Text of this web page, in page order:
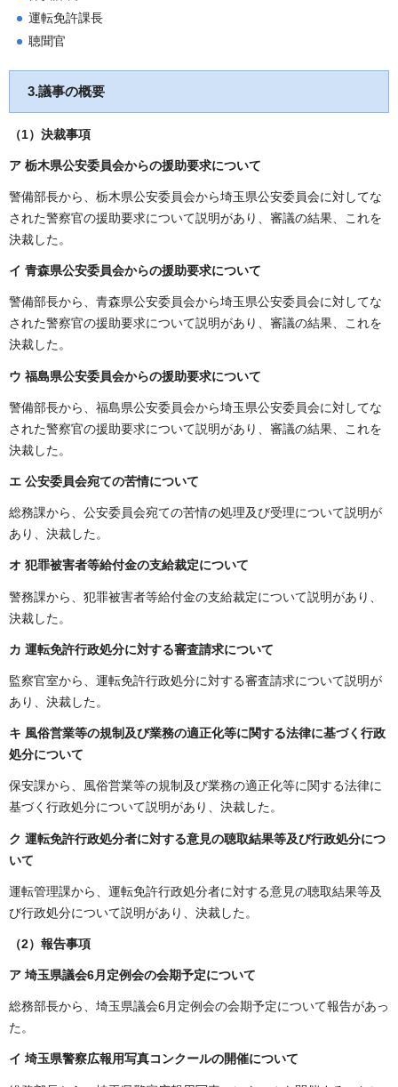
運転免許課長
聴聞官
3.議事の概要
（1） 決裁事項
ア 栃木県公安委員会からの援助要求について
警備部長から、栃木県公安委員会から埼玉県公安委員会に対してな
された警察官の援助要求について説明があり、審議の結果、これを
決裁した。
イ 青森県公安委員会からの援助要求について
警備部長から、青森県公安委員会から埼玉県公安委員会に対してな
された警察官の援助要求について説明があり、審議の結果、これを
決裁した。
ウ 福島県公安委員会からの援助要求について
警備部長から、福島県公安委員会から埼玉県公安委員会に対してな
された警察官の援助要求について説明があり、審議の結果、これを
決裁した。
エ 公安委員会宛ての苦情について
総務課から、公安委員会宛ての苦情の処理及び受理について説明が
あり、決裁した。
オ 犯罪被害者等給付金の支給裁定について
警務課から、犯罪被害者等給付金の支給裁定について説明があり、
決裁した。
カ 運転免許行政処分に対する審査請求について
監察官室から、運転免許行政処分に対する審査請求について説明が
あり、決裁した。
キ 風俗営業等の規制及び業務の適正化等に関する法律に基づく行政
処分について
保安課から、風俗営業等の規制及び業務の適正化等に関する法律に
基づく行政処分について説明があり、決裁した。
ク 運転免許行政処分者に対する意見の聴取結果等及び行政処分につ
いて
運転管理課から、運転免許行政処分者に対する意見の聴取結果等及
び行政処分について説明があり、決裁した。
（2） 報告事項
ア 埼玉県議会6月定例会の会期予定について
総務部長から、埼玉県議会6月定例会の会期予定について報告があっ
た。
イ 埼玉県警察広報用写真コンクールの開催について